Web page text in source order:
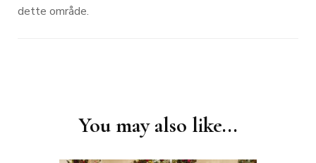
dette område.
You may also like...